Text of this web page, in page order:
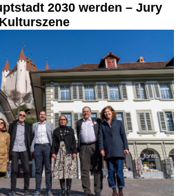
2030 werden – Jury